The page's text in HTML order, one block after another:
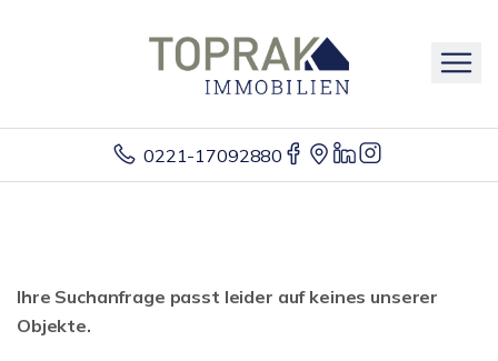
0221-17092880
Ihre Suchanfrage passt leider auf keines unserer
Objekte.